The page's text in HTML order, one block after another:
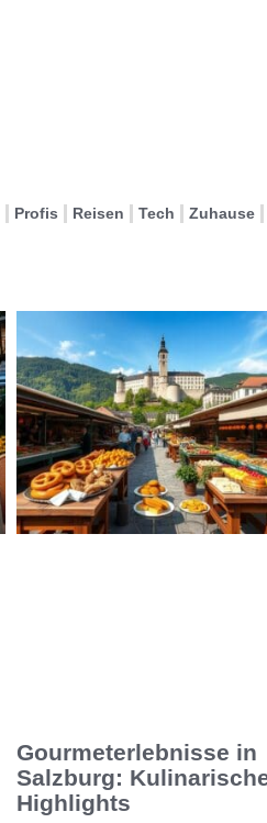
Profis Reisen Tech Zuhause
Gourmeterlebnisse in
Salzburg:
Highlights